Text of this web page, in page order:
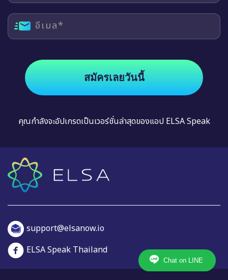
อีเมล*
สมัครเลยวันนี้
คุณกำลังจะอัปเกรดเป็นเวอร์ชั่นล่าสุดของแอป ELSA Speak
Chat on LINE
support@elsanow.io
ELSA Speak Thailand